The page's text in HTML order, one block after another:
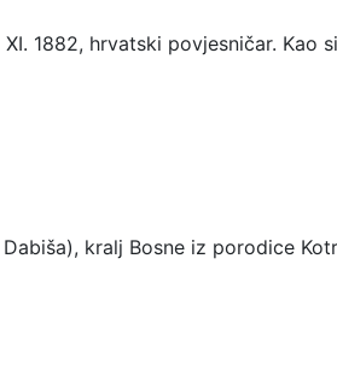
XI. 1882, hrvatski povjesničar. Kao
kralj Bosne iz porodice